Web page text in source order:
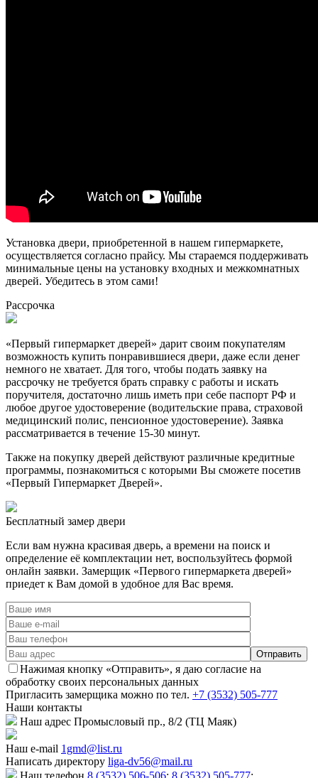
Установка двери, приобретенной в нашем гипермаркете,
осуществляется согласно прайсу. Мы стараемся поддерживать
минимальные цены на установку входных и межкомнатных
дверей. Убедитесь в этом сами!
Рассрочка
«Первый гипермаркет дверей» дарит своим покупателям
возможность купить понравившиеся двери, даже если денег
немного не хватает. Для того, чтобы подать заявку на
рассрочку не требуется брать справку с работы и искать
поручителя, достаточно лишь иметь при себе паспорт РФ и
любое другое удостоверение (водительские права, страховой
медицинский полис, пенсионное удостоверение). Заявка
рассматривается в течение 15-30 минут.
Также на покупку дверей действуют различные кредитные
программы, познакомиться с которыми Вы сможете посетив
«Первый Гипермаркет Дверей».
Бесплатный замер двери
Если вам нужна красивая дверь, а времени на поиск и
определение её комплектации нет, воспользуйтесь формой
онлайн заявки. Замерщик «Первого гипермаркета дверей»
приедет к Вам домой в удобное для Вас время.
Нажимая кнопку «Отправить», я даю согласие на
обработку своих персональных данных
Пригласить замерщика можно по тел. +7 (3532) 505-777
Наши контакты
Наш адрес Промысловый пр., 8/2 (ТЦ Маяк)
Наш e-mail 1gmd@list.ru
Написать директору liga-dv56@mail.ru
Наш телефон 8 (3532) 506-506; 8 (3532) 505-777;